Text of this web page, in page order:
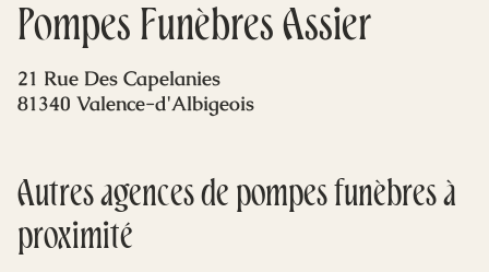
Pompes Funèbres Assier
21 Rue Des Capelanies
81340 Valence-d'Albigeois
Autres agences de pompes funèbres à
proximité